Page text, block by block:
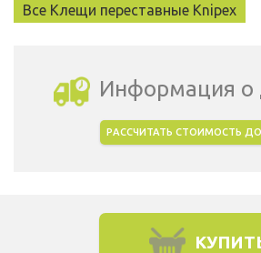
Все Клещи переставные Knipex
Информация о
РАССЧИТАТЬ СТОИМОСТЬ